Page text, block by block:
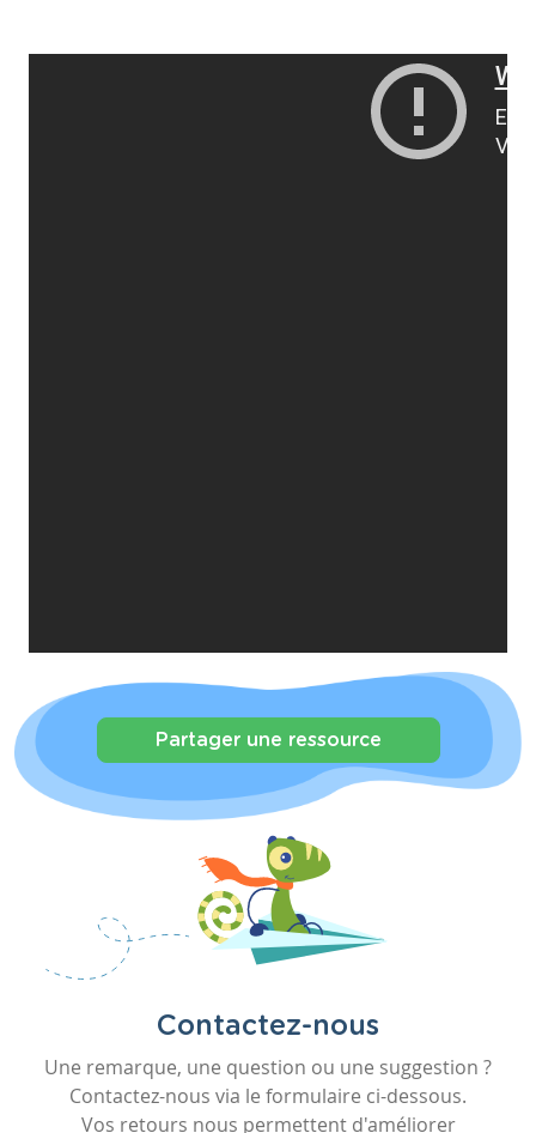
Partager une ressource
Contactez-nous
Une remarque, une question ou une suggestion ?
Contactez-nous via le formulaire ci-dessous.
Vos retours nous permettent d'améliorer